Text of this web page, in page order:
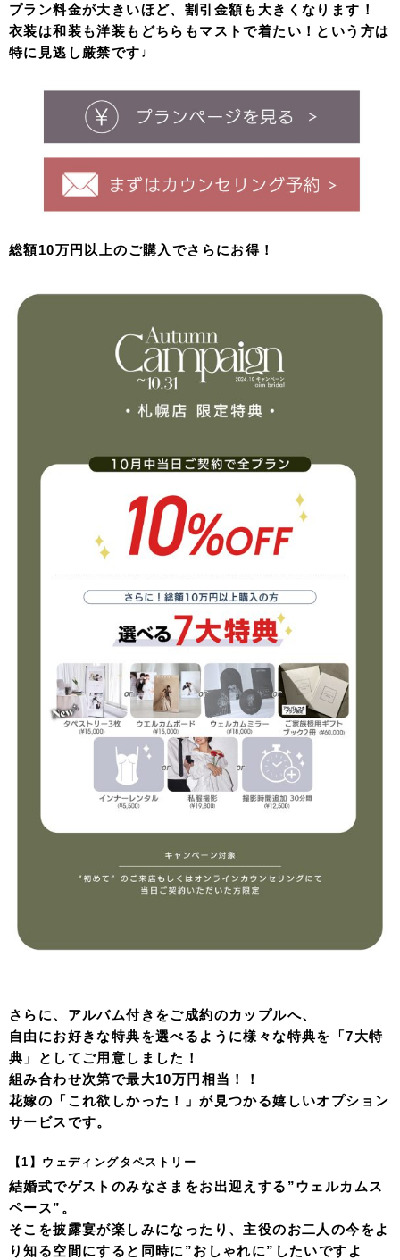
プラン料金が大きいほど、割引金額も大きくなります！
衣装は和装も洋装もどちらもマストで着たい！という方は
特に見逃し厳禁です♩
総額10万円以上のご購入でさらにお得！
さらに、アルバム付きをご成約のカップルへ、
自由にお好きな特典を選べるように様々な特典を「7大特
典」としてご用意しました！
組み合わせ次第で最大10万円相当！！
花嫁の「これ欲しかった！」が見つかる嬉しいオプション
サービスです。
【1】ウェディングタペストリー
結婚式でゲストのみなさまをお出迎えする”ウェルカムス
ペース”。
そこを披露宴が楽しみになったり、主役のお二人の今をよ
り知る空間にすると同時に”おしゃれに”したいですよ